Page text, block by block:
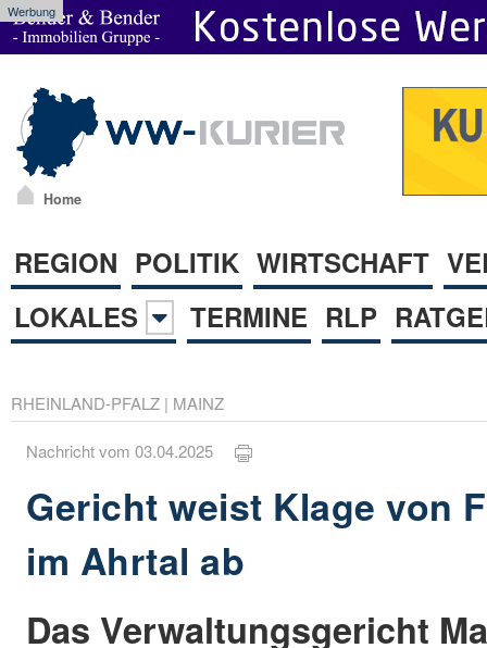
Werbung
Home
REGION POLITIK WIRTSCHAFT
LOKALES
TERMINE RLP
RHEINLAND-PFALZ | MAINZ
Nachricht vom 03.04.2025
Gericht weist Klage von
im Ahrtal ab
Das Verwaltungsgericht